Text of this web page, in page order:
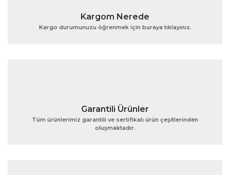
Ürün açıklamasında eksik bilgiler bulunuyor.
Gönder
Kargom Nerede
Kargo durumunuzu öğrenmek için buraya tıklayınız.
Garantili Ürünler
Tüm ürünlerimiz garantili ve sertifikalı ürün çeşitlerinden
oluşmaktadır.